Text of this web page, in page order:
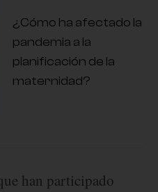
¿Cómo ha afectado la
pandemia a la
planificación de la
maternidad?
han participado